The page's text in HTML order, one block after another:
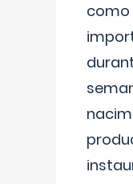
como